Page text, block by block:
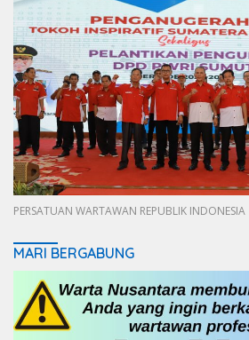
PERSATUAN WARTAWAN REPUBLIK INDONESIA
MARI BERGABUNG